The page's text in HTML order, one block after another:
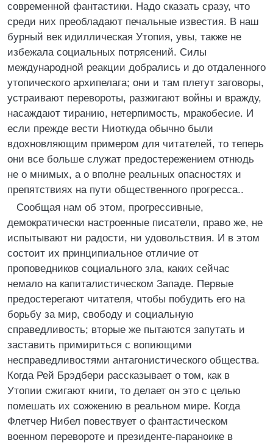
современной фантастики. Надо сказать сразу, что
среди них преобладают печальные известия. В наш
бурный век идиллическая Утопия, увы, также не
избежала социальных потрясений. Силы
международной реакции добрались и до отдаленного
утопического архипелага; они и там плетут заговоры,
устраивают перевороты, разжигают войны и вражду,
насаждают тиранию, нетерпимость, мракобесие. И
если прежде вести Ниоткуда обычно были
вдохновляющим примером для читателей, то теперь
они все больше служат предостережением отнюдь
не о мнимых, а о вполне реальных опасностях и
препятствиях на пути общественного прогресса..
Сообщая нам об этом, прогрессивные,
демократически настроенные писатели, право же, не
испытывают ни радости, ни удовольствия. И в этом
состоит их принципиальное отличие от
проповедников социального зла, каких сейчас
немало на капиталистическом Западе. Первые
предостерегают читателя, чтобы побудить его на
борьбу за мир, свободу и социальную
справедливость; вторые же пытаются запутать и
заставить примириться с вопиющими
несправедливостями антагонистического общества.
Когда Рей Брэдбери рассказывает о том, как в
Утопии сжигают книги, то делает он это с целью
помешать их сожжению в реальном мире. Когда
Флетчер Нибел повествует о фантастическом
военном перевороте и президенте-параноике в